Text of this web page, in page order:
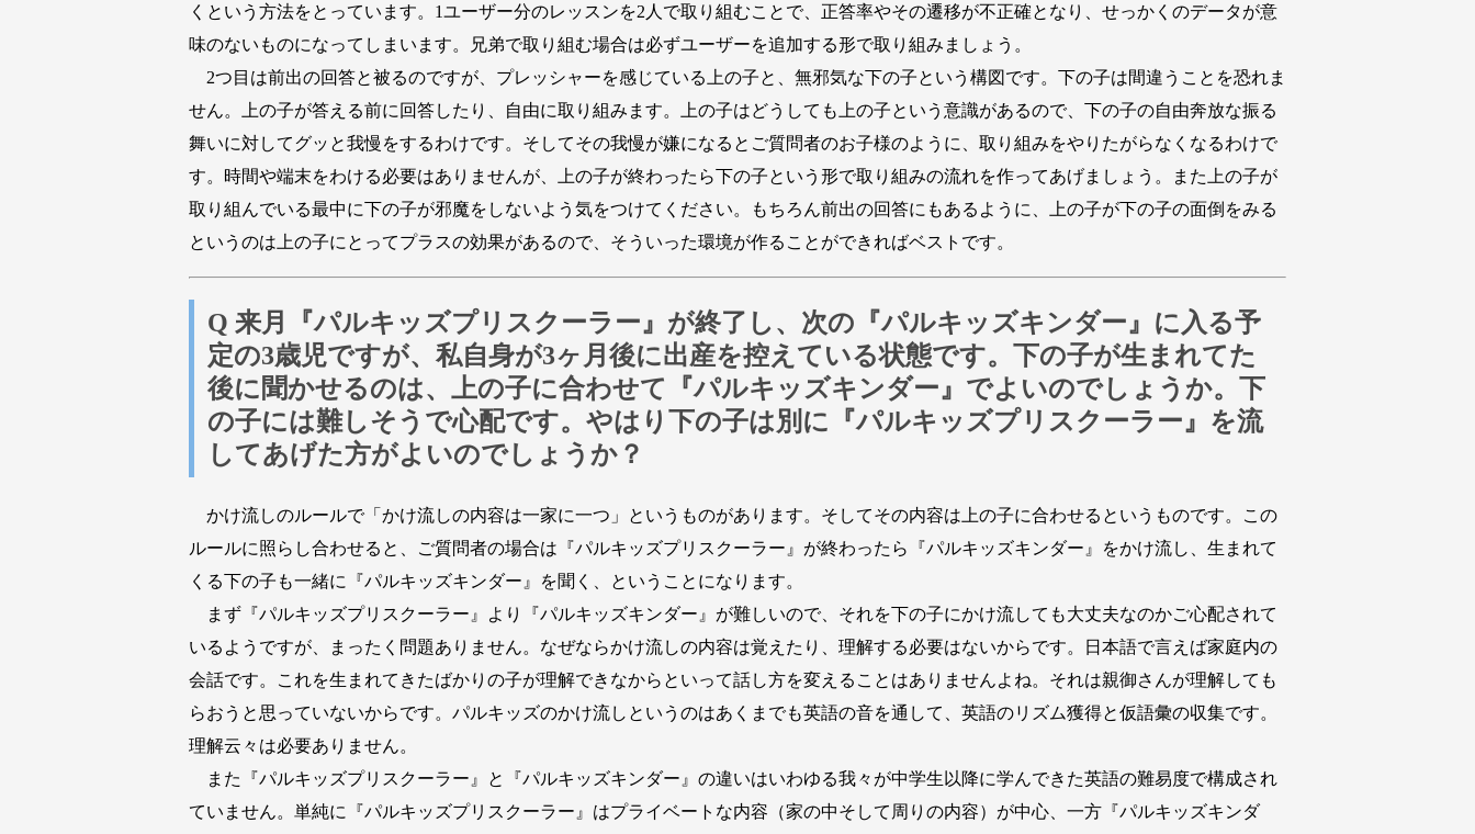
くという方法をとっています。1ユーザー分のレッスンを2人で取り組むことで、正答率やその遷移が不正確となり、せっかくのデータが意
味のないものになってしまいます。兄弟で取り組む場合は必ずユーザーを追加する形で取り組みましょう。
2つ目は前出の回答と被るのですが、プレッシャーを感じている上の子と、無邪気な下の子という構図です。下の子は間違うことを恐れま
せん。上の子が答える前に回答したり、自由に取り組みます。上の子はどうしても上の子という意識があるので、下の子の自由奔放な振る
舞いに対してグッと我慢をするわけです。そしてその我慢が嫌になるとご質問者のお子様のように、取り組みをやりたがらなくなるわけで
す。時間や端末をわける必要はありませんが、上の子が終わったら下の子という形で取り組みの流れを作ってあげましょう。また上の子が
取り組んでいる最中に下の子が邪魔をしないよう気をつけてください。もちろん前出の回答にもあるように、上の子が下の子の面倒をみる
というのは上の子にとってプラスの効果があるので、そういった環境が作ることができればベストです。
Q 来月『パルキッズプリスクーラー』が終了し、次の『パルキッズキンダー』に入る予
定の3歳児ですが、私自身が3ヶ月後に出産を控えている状態です。下の子が生まれてた
後に聞かせるのは、上の子に合わせて『パルキッズキンダー』でよいのでしょうか。下
の子には難しそうで心配です。やはり下の子は別に『パルキッズプリスクーラー』を流
してあげた方がよいのでしょうか？
かけ流しのルールで「かけ流しの内容は一家に一つ」というものがあります。そしてその内容は上の子に合わせるというものです。この
ルールに照らし合わせると、ご質問者の場合は『パルキッズプリスクーラー』が終わったら『パルキッズキンダー』をかけ流し、生まれて
くる下の子も一緒に『パルキッズキンダー』を聞く、ということになります。
まず『パルキッズプリスクーラー』より『パルキッズキンダー』が難しいので、それを下の子にかけ流しても大丈夫なのかご心配されて
いるようですが、まったく問題ありません。なぜならかけ流しの内容は覚えたり、理解する必要はないからです。日本語で言えば家庭内の
会話です。これを生まれてきたばかりの子が理解できなからといって話し方を変えることはありませんよね。それは親御さんが理解しても
らおうと思っていないからです。パルキッズのかけ流しというのはあくまでも英語の音を通して、英語のリズム獲得と仮語彙の収集です。
理解云々は必要ありません。
また『パルキッズプリスクーラー』と『パルキッズキンダー』の違いはいわゆる我々が中学生以降に学んできた英語の難易度で構成され
ていません。単純に『パルキッズプリスクーラー』はプライベートな内容（家の中そして周りの内容）が中心、一方『パルキッズキンダ